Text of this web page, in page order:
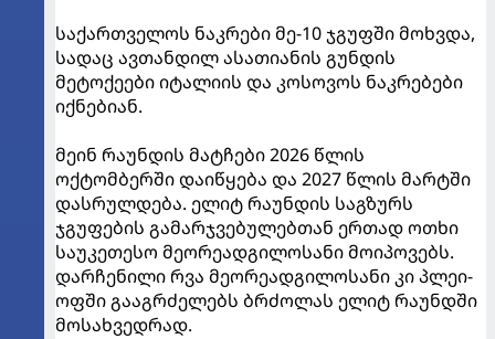
საქართველოს ნაკრები მე-10 ჯგუფში მოხვდა,
სადაც ავთანდილ ასათიანის გუნდის
მეტოქეები იტალიის და კოსოვოს ნაკრებები
იქნებიან.
მეინ რაუნდის მატჩები 2026 წლის
ოქტომბერში დაიწყება და 2027 წლის მარტში
დასრულდება. ელიტ რაუნდის საგზურს
ჯგუფების გამარჯვებულებთან ერთად ოთხი
საუკეთესო მეორეადგილოსანი მოიპოვებს.
დარჩენილი რვა მეორეადგილოსანი კი პლეი-
ოფში გააგრძელებს ბრძოლას ელიტ რაუნდში
მოსახვედრად.